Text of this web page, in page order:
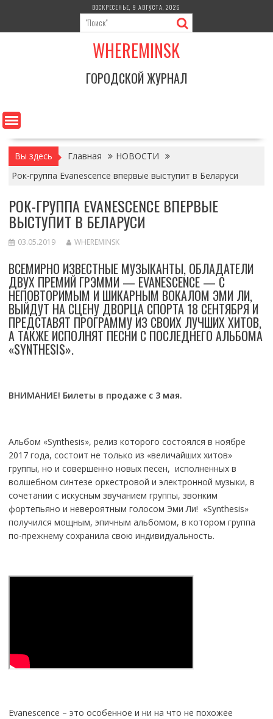
содержимому
ВОСКРЕСЕНЬЕ, 9 АВГУСТА, 2026
WHEREMINSK
ГОРОДСКОЙ ЖУРНАЛ
Вы здесь Главная
НОВОСТИ
Рок-группа Evanescence впервые выступит в Беларуси
РОК-ГРУППА EVANESCENCE ВПЕРВЫЕ
ВЫСТУПИТ В БЕЛАРУСИ
03.05.2019 WHEREMINSK
ВСЕМИРНО ИЗВЕСТНЫЕ МУЗЫКАНТЫ, ОБЛАДАТЕЛИ
ДВУХ ПРЕМИЙ ГРЭММИ — EVANESCENCE — С
НЕПОВТОРИМЫМ И ШИКАРНЫМ ВОКАЛОМ ЭМИ ЛИ,
ВЫЙДУТ НА СЦЕНУ ДВОРЦА СПОРТА 18 СЕНТЯБРЯ И
ПРЕДСТАВЯТ ПРОГРАММУ ИЗ СВОИХ ЛУЧШИХ ХИТОВ,
А ТАКЖЕ ИСПОЛНЯТ ПЕСНИ С ПОСЛЕДНЕГО АЛЬБОМА
«SYNTHESIS».
ВНИМАНИЕ! Билеты в продаже с 3 мая.
Альбом «Synthesis», релиз которого состоялся в ноябре
2017 года, состоит не только из «величайших хитов»
группы, но и совершенно новых песен, исполненных в
волшебном синтезе оркестровой и электронной музыки, в
сочетании с искусным звучанием группы, звонким
фортепьяно и невероятным голосом Эми Ли! «Synthesis»
получился мощным, эпичным альбомом, в котором группа
по-прежнему сохранила свою индивидуальность.
Evanescence – это особенное и ни на что не похожее